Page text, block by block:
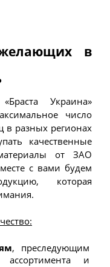
в
Украина»
число
в разных регионах
качественные
от ЗАО
с вами будем
которая
, преследующим
и